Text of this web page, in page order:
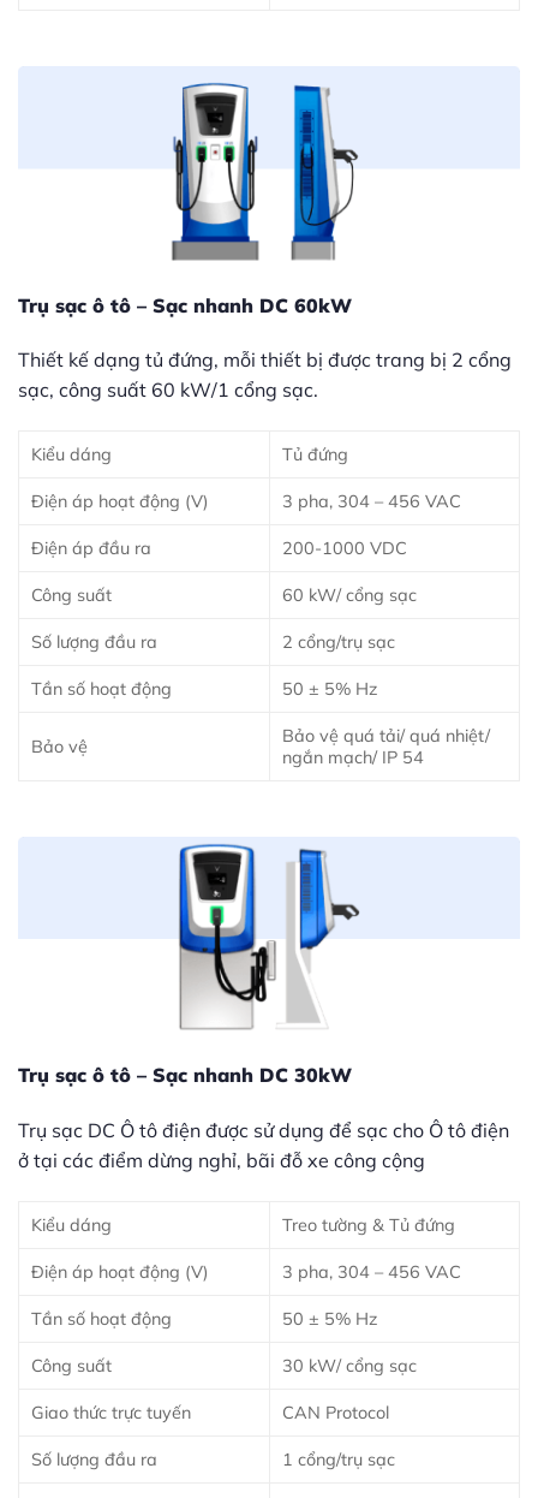
Trụ sạc ô tô – Sạc nhanh DC 60kW
Thiết kế dạng tủ đứng, mỗi thiết bị được trang bị 2 cổng
sạc, công suất 60 kW/1 cổng sạc.
Kiểu dáng Tủ đứng
Điện áp hoạt động (V) 3 pha, 304 – 456 VAC
Điện áp đầu ra 200-1000 VDC
Công suất 60 kW/ cổng sạc
Số lượng đầu ra 2 cổng/trụ sạc
Tần số hoạt động 50 ± 5% Hz
Bảo vệ
Bảo vệ quá tải/ quá nhiệt/
ngắn mạch/ IP 54
Trụ sạc ô tô – Sạc nhanh DC 30kW
Trụ sạc DC Ô tô điện được sử dụng để sạc cho Ô tô điện
ở tại các điểm dừng nghỉ, bãi đỗ xe công cộng
Kiểu dáng Treo tường & Tủ đứng
Điện áp hoạt động (V) 3 pha, 304 – 456 VAC
Tần số hoạt động 50 ± 5% Hz
Công suất 30 kW/ cổng sạc
Giao thức trực tuyến CAN Protocol
Số lượng đầu ra 1 cổng/trụ sạc